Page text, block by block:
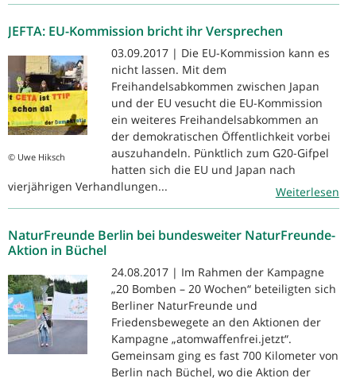
JEFTA: EU-Kommission bricht ihr Versprechen
© Uwe Hiksch
03.09.2017 | Die EU-Kommission kann es
nicht lassen. Mit dem
Freihandelsabkommen zwischen Japan
und der EU vesucht die EU-Kommission
ein weiteres Freihandelsabkommen an
der demokratischen Öffentlichkeit vorbei
auszuhandeln. Pünktlich zum G20-Gifpel
hatten sich die EU und Japan nach
vierjährigen Verhandlungen...
Weiterlesen
NaturFreunde Berlin bei bundesweiter NaturFreunde-
Aktion in Büchel
24.08.2017 | Im Rahmen der Kampagne
„20 Bomben – 20 Wochen“ beteiligten sich
Berliner NaturFreunde und
Friedensbewegete an den Aktionen der
Kampagne „atomwaffenfrei.jetzt“.
Gemeinsam ging es fast 700 Kilometer von
Berlin nach Büchel, wo die Aktion der